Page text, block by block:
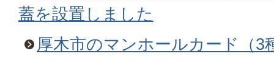
蓋を設置しました
厚木市のマンホールカード（3